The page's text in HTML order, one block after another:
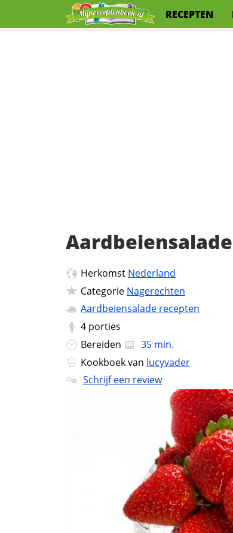
RECEPTEN
Herkomst Nederland
Categorie Nagerechten
Aardbeiensalade recepten
4 porties
Bereiden
35 min.
Kookboek van lucyvader
Schrijf een review